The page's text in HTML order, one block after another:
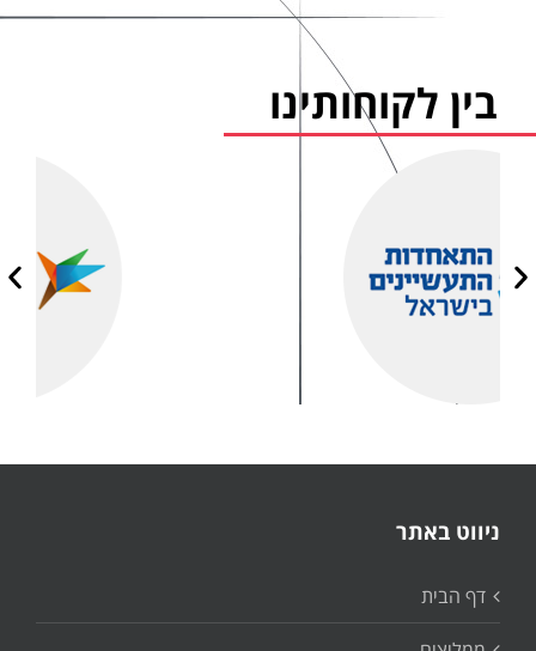
בין לקוחותינו
ניווט באתר
דף הבית